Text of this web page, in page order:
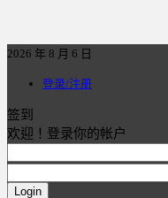
2026 年 8 月 6 日
登录/注册
签到
欢迎！登录你的帐户